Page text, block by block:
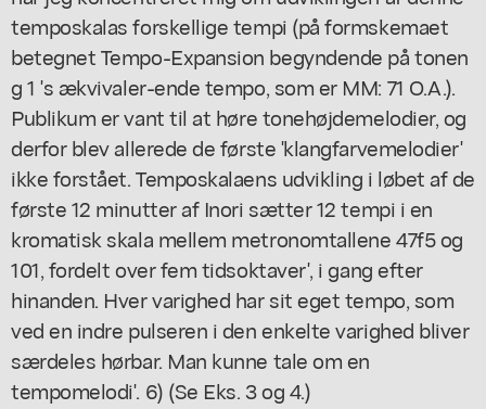
temposkalas forskellige tempi (på formskemaet
betegnet Tempo-Expansion begyndende på tonen
g 1 's ækvivaler-ende tempo, som er MM: 71 O.A.).
Publikum er vant til at høre tonehøjdemelodier, og
derfor blev allerede de første 'klangfarvemelodier'
ikke forstået. Temposkalaens udvikling i løbet af de
første 12 minutter af Inori sætter 12 tempi i en
kromatisk skala mellem metronomtallene 47f5 og
101, fordelt over fem tidsoktaver', i gang efter
hinanden. Hver varighed har sit eget tempo, som
ved en indre pulseren i den enkelte varighed bliver
særdeles hørbar. Man kunne tale om en
tempomelodi'. 6) (Se Eks. 3 og 4.)